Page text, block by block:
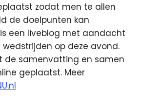
zodat men te allen
de doelpunten kan
is een liveblog met aandacht
op deze avond.
de samenvatting en samen
geplaatst. Meer